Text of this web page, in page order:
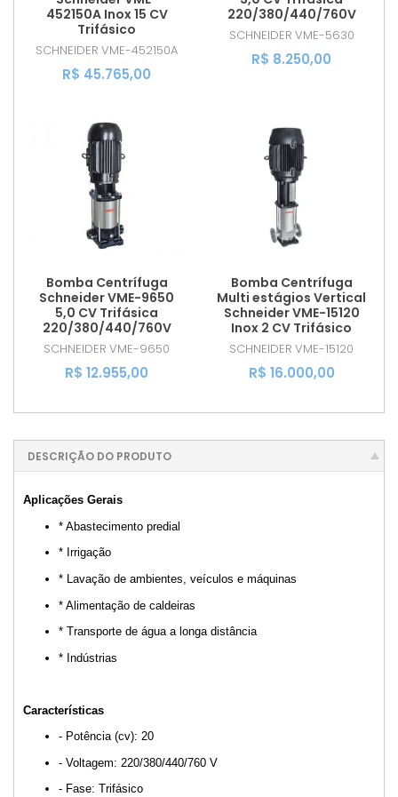
452150A Inox 15 CV
Trifásico
SCHNEIDER VME-452150A
R$ 45.765,00
220/380/440/760V
SCHNEIDER VME-5630
R$ 8.250,00
Bomba Centrífuga
Schneider VME-9650
5,0 CV Trifásica
220/380/440/760V
SCHNEIDER VME-9650
R$ 12.955,00
Bomba Centrífuga
Multi estágios Vertical
Schneider VME-15120
Inox 2 CV Trifásico
SCHNEIDER VME-15120
R$ 16.000,00
DESCRIÇÃO DO PRODUTO
Aplicações Gerais
* Abastecimento predial
* Irrigação
* Lavação de ambientes, veículos e máquinas
* Alimentação de caldeiras
* Transporte de água a longa distância
* Indústrias
Características
- Potência (cv): 20
- Voltagem: 220/380/440/760 V
- Fase: Trifásico